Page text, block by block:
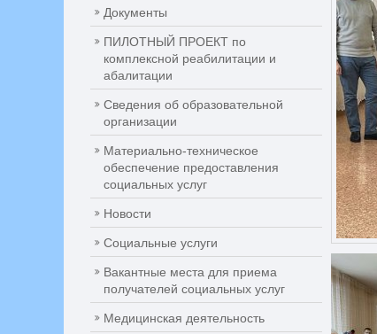
Документы
ПИЛОТНЫЙ ПРОЕКТ по
комплексной реабилитации и
абалитации
Сведения об образовательной
организации
Материально-техническое
обеспечение предоставления
социальных услуг
Новости
Социальные услуги
Вакантные места для приема
получателей социальных услуг
Медицинская деятельность